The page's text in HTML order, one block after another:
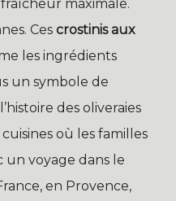
fraîcheur maximale.
Ces crostinis aux
les ingrédients
un symbole de
des oliveraies
où les familles
un voyage dans le
en Provence,